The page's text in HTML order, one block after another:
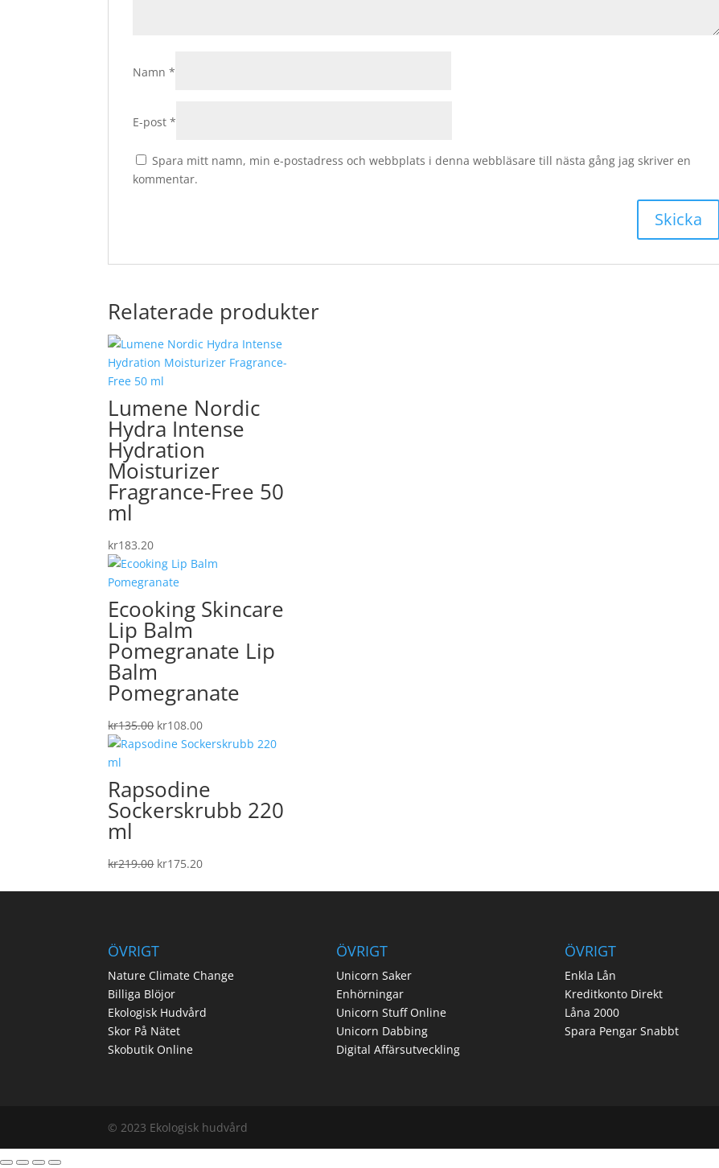
Namn*
E-post*
Spara mitt namn, min e-postadress och webbplats i denna webbläsare till nästa gång jag skriver en
kommentar.
Relaterade produkter
Lumene Nordic
Hydra Intense
Hydration
Moisturizer
Fragrance-Free 50
ml
kr183.20
Ecooking Skincare
Lip Balm
Pomegranate Lip
Balm
Pomegranate
kr135.00 Det
ursprungliga
var:
kr135.00.
kr108.00Det
nuvarande
kr108.00.
Rapsodine
Sockerskrubb 220
ml
kr219.00 Det
kr175.20Det
ÖVRIGT
Nature Climate Change
Billiga Blöjor
Ekologisk Hudvård
Skor På Nätet
Skobutik Online
ÖVRIGT
Unicorn Saker
Enhörningar
Unicorn Stuff Online
Unicorn Dabbing
Digital Affärsutveckling
ÖVRIGT
Enkla Lån
Kreditkonto Direkt
Låna 2000
Spara Pengar Snabbt
© 2023 Ekologisk hudvård